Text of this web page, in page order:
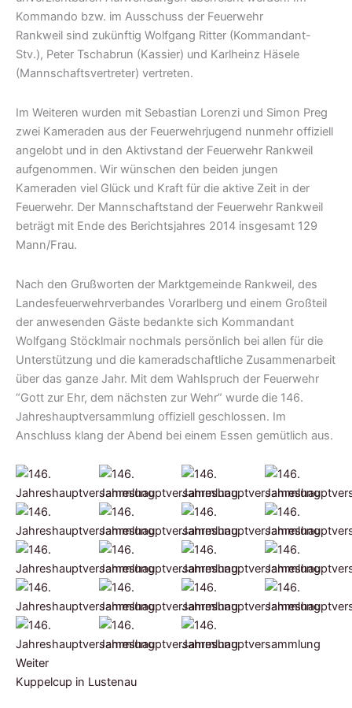
Kommando bzw. im Ausschuss der Feuerwehr
Rankweil sind zukünftig Wolfgang Ritter (Kommandant-
Stv.), Peter Tschabrun (Kassier) und Karlheinz Häsele
(Mannschaftsvertreter) vertreten.
Im Weiteren wurden mit Sebastian Lorenzi und Simon Preg
zwei Kameraden aus der Feuerwehrjugend nunmehr offiziell
angelobt und in den Aktivstand der Feuerwehr Rankweil
aufgenommen. Wir wünschen den beiden jungen
Kameraden viel Glück und Kraft für die aktive Zeit in der
Feuerwehr. Der Mannschaftstand der Feuerwehr Rankweil
beträgt mit Ende des Berichtsjahres 2014 insgesamt 129
Mann/Frau.
Nach den Grußworten der Marktgemeinde Rankweil, des
Landesfeuerwehrverbandes Vorarlberg und einem Großteil
der anwesenden Gäste bedankte sich Kommandant
Wolfgang Stöcklmair nochmals persönlich bei allen für die
Unterstützung und die kameradschaftliche Zusammenarbeit
über das ganze Jahr. Mit dem Wahlspruch der Feuerwehr
“Gott zur Ehr, dem nächsten zur Wehr” wurde die 146.
Jahreshauptversammlung offiziell geschlossen. Im
Anschluss klang der Abend bei einem Essen gemütlich aus.
Weiter
Kuppelcup in Lustenau